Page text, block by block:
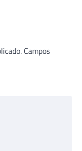
Campos